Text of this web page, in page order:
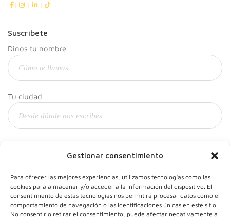
Gestionar consentimiento
Para ofrecer las mejores experiencias, utilizamos tecnologías como las
cookies para almacenar y/o acceder a la información del dispositivo. El
consentimiento de estas tecnologías nos permitirá procesar datos como el
comportamiento de navegación o las identificaciones únicas en este sitio.
No consentir o retirar el consentimiento, puede afectar negativamente a
| | |
Suscríbete
Dinos tu nombre
Tu ciudad